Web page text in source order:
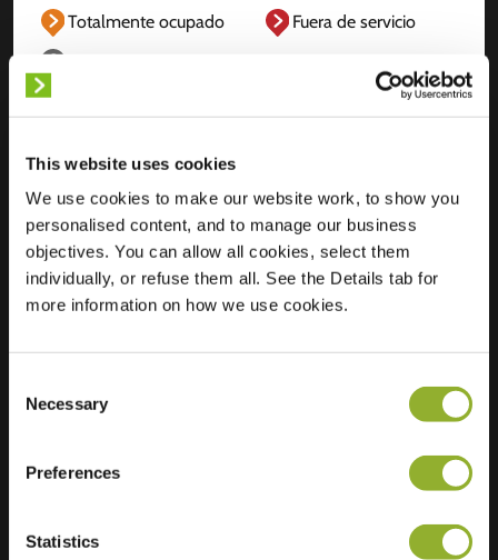
This website uses cookies
We use cookies to make our website work, to show you
personalised content, and to manage our business
objectives. You can allow all cookies, select them
individually, or refuse them all. See the Details tab for
more information on how we use cookies.
Selection
Necessary
Preferences
Statistics
Totalmente ocupado
Fuera de servicio
Ubicación
Klaverkamp 87
8162 HP Epe
Países Bajos
Regular Charging 2 of 2 available